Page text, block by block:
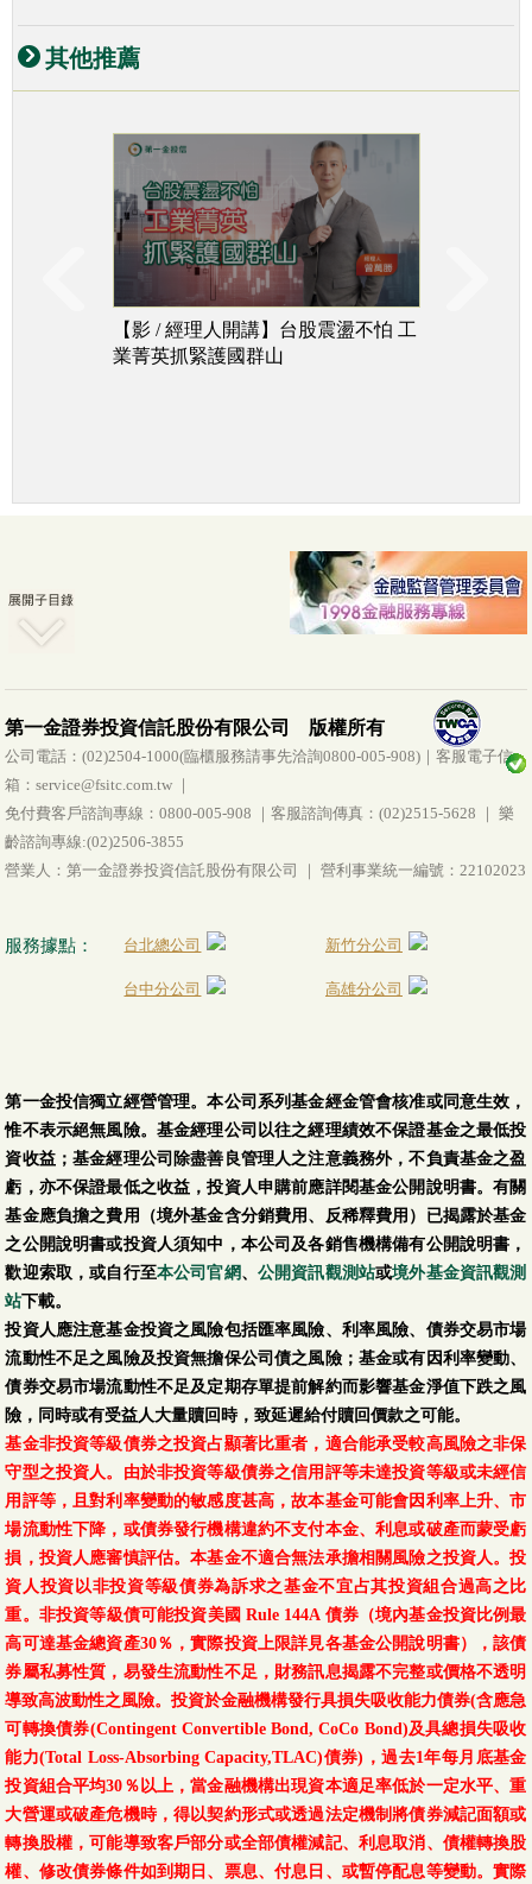
其他推薦
【影 / 經理人開講】台股震盪不怕 工
業菁英抓緊護國群山
第一金證券投資信託股份有限公司 版權所有
公司電話：(02)2504-1000(臨櫃服務請事先洽詢0800-005-908)｜客服電子信
箱：service@fsitc.com.tw ｜
免付費客戶諮詢專線：0800-005-908 ｜客服諮詢傳真：(02)2515-5628 ｜ 樂
齡諮詢專線:(02)2506-3855
營業人：第一金證券投資信託股份有限公司 ｜ 營利事業統一編號：22102023
服務據點： 台北總公司 新竹分公司
台中分公司 高雄分公司
第一金投信獨立經營管理。本公司系列基金經金管會核准或同意生效，
惟不表示絕無風險。基金經理公司以往之經理績效不保證基金之最低投
資收益；基金經理公司除盡善良管理人之注意義務外，不負責基金之盈
虧，亦不保證最低之收益，投資人申購前應詳閱基金公開說明書。有關
基金應負擔之費用（境外基金含分銷費用、反稀釋費用）已揭露於基金
之公開說明書或投資人須知中，本公司及各銷售機構備有公開說明書，
歡迎索取，或自行至本公司官網、 公開資訊觀測站或境外基金資訊觀測
站下載。
投資人應注意基金投資之風險包括匯率風險、利率風險、債券交易市場
流動性不足之風險及投資無擔保公司債之風險；基金或有因利率變動、
債券交易市場流動性不足及定期存單提前解約而影響基金淨值下跌之風
險，同時或有受益人大量贖回時，致延遲給付贖回價款之可能。
基金非投資等級債券之投資占顯著比重者，適合能承受較高風險之非保
守型之投資人。由於非投資等級債券之信用評等未達投資等級或未經信
用評等，且對利率變動的敏感度甚高，故本基金可能會因利率上升、市
場流動性下降，或債券發行機構違約不支付本金、利息或破產而蒙受虧
損，投資人應審慎評估。本基金不適合無法承擔相關風險之投資人。投
資人投資以非投資等級債券為訴求之基金不宜占其投資組合過高之比
重。非投資等級債可能投資美國 Rule 144A 債券（境內基金投資比例最
高可達基金總資產30％，實際投資上限詳見各基金公開說明書），該債
券屬私募性質，易發生流動性不足，財務訊息揭露不完整或價格不透明
導致高波動性之風險。投資於金融機構發行具損失吸收能力債券(含應急
可轉換債券(Contingent Convertible Bond, CoCo Bond)及具總損失吸收
能力(Total Loss-Absorbing Capacity,TLAC)債券)，過去1年每月底基金
投資組合平均30％以上，當金融機構出現資本適足率低於一定水平、重
大營運或破產危機時，得以契約形式或透過法定機制將債券減記面額或
轉換股權，可能導致客戶部分或全部債權減記、利息取消、債權轉換股
權、修改債券條件如到期日、票息、付息日、或暫停配息等變動。實際